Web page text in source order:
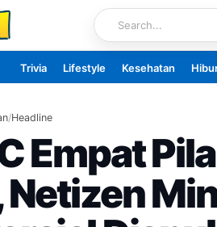
Trivia Lifestyle Kesehatan
/Headline
Empat
Netizen